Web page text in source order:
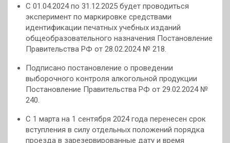
С 01.04.2024 по 31.12.2025 будет проводиться
эксперимент по маркировке средствами
идентификации печатных учебных изданий
общеобразовательного назначения Постановление
Правительства РФ от 28.02.2024 № 218.
Подписано постановление о проведении
выборочного контроля алкогольной продукции
Постановление Правительства РФ от 29.02.2024 №
240.
С 1 марта на 1 сентября 2024 года перенесен срок
вступления в силу отдельных положений порядка
проезда в зарезервированные дату и время